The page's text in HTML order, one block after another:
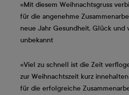
«Mit diesem Weihnachtsgruss
für die angenehme
neue Jahr Gesundheit, Glück und
unbekannt
«Viel zu schnell ist die Zeit
zur Weihnachtszeit kurz
für die erfolgreiche